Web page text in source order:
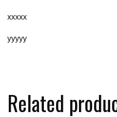
xxxxx
yyyyy
Related